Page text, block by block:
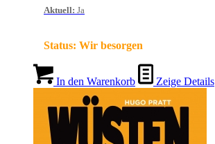
Aktuell: Ja
Status: Wir besorgen
In den Warenkorb Zeige Details